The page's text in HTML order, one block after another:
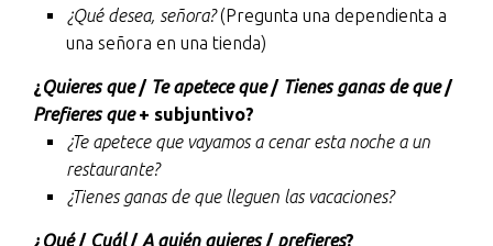
¿Qué desea, señora?(Pregunta una dependienta a
una señora en una tienda)
¿ Quieres que/ Te apetece que/ Tienes ganas de que/
Prefieres que+ subjuntivo?
¿Te apetece que vayamos a cenar esta noche a un
restaurante?
¿Tienes ganas de que lleguen las vacaciones?
¿ Qué/ Cuál/A quién quieres/ prefieres?